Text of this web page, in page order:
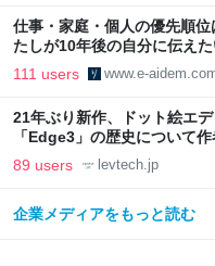
仕事・家庭・個人の優先順
たしが10年後の自分に伝え
111 users www.e-
21年ぶり新作、ドット絵エ
「Edge3」の歴史について
LAB
89 users levtech.jp
企業メディアをもっと読む